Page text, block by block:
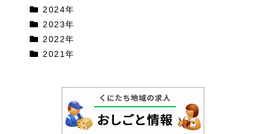
2024年
2023年
2022年
2021年